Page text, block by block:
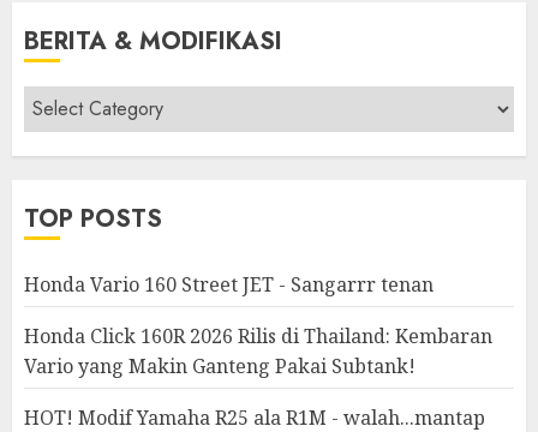
BERITA & MODIFIKASI
Berita
&
Modifikasi
TOP POSTS
Honda Vario 160 Street JET - Sangarrr tenan
Honda Click 160R 2026 Rilis di Thailand: Kembaran
Vario yang Makin Ganteng Pakai Subtank!
HOT! Modif Yamaha R25 ala R1M - walah...mantap